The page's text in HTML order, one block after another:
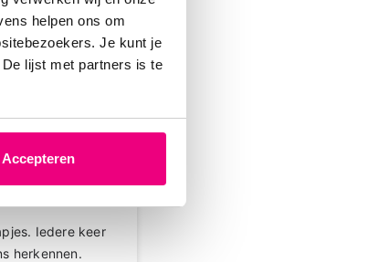
helpen ons om
Je kunt je
lijst met partners is te
Accepteren
2025 om 17:57 uur
Iedere keer
herkennen.